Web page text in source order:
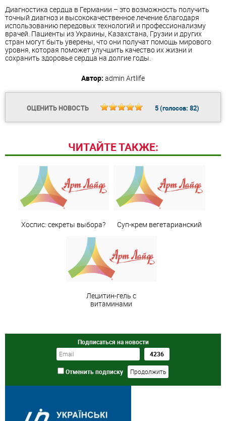
Диагностика сердца в Германии – это возможность получить
точный диагноз и высококачественное лечение благодаря
использованию передовых технологий и профессионализму
врачей. Пациенты из Украины, Казахстана, Грузии и других
стран могут быть уверены, что они получат помощь мирового
уровня, которая поможет улучшить качество их жизни и
сохранить здоровье сердца на долгие годы.
Автор: admin Artlife
ОЦЕНИТЬ НОВОСТЬ 5(голосов: 82)
ЧИТАЙТЕ ТАКЖЕ:
Хоспис: секреты выбора? Суп-крем вегетарианский
Лецитин-гель с
витаминами
Подписаться на новости
Отменить подписку